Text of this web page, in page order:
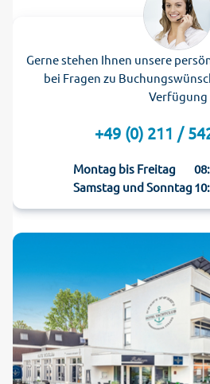
Gerne stehen Ihnen unsere
bei Fragen zu
Verfügung
+49 (0) 211 /
Montag bis Freitag
Samstag und Sonntag